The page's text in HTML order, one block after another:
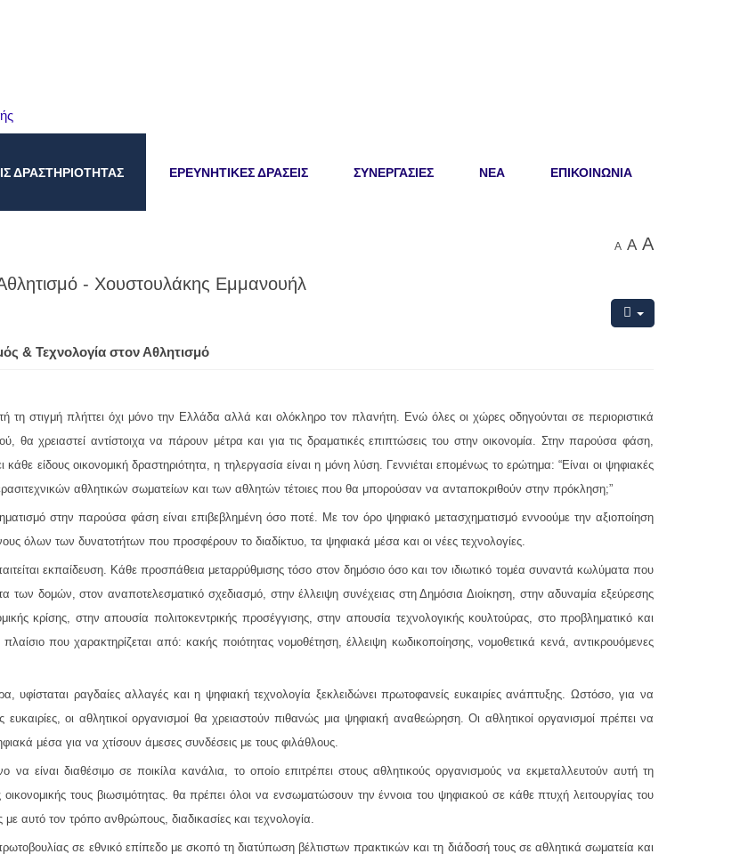
ΔΡΑΣΤΗΡΙΟΤΗΤΑΣ ΕΡΕΥΝΗΤΙΚΕΣ ΔΡΑΣΕΙΣ ΣΥΝΕΡΓΑΣΙΕΣ ΝΕΑ ΕΠΙΚΟΙΝΩΝΙΑ
A A A
- Χουστουλάκης Εμμανουήλ
& Τεχνολογία στον Αθλητισμό
τη στιγμή πλήττει όχι μόνο την Ελλάδα αλλά και ολόκληρο τον πλανήτη. Ενώ όλες οι χώρες οδηγούνται σε περιοριστικά
θα χρειαστεί αντίστοιχα να πάρουν μέτρα και για τις δραματικές επιπτώσεις του στην οικονομία. Στην παρούσα φάση,
είδους οικονομική δραστηριότητα, η τηλεργασία είναι η μόνη λύση. Γεννιέται επομένως το ερώτημα: “Είναι οι ψηφιακές
αθλητικών σωματείων και των αθλητών τέτοιες που θα μπορούσαν να ανταποκριθούν στην πρόκληση;”
στην παρούσα φάση είναι επιβεβλημένη όσο ποτέ. Με τον όρο ψηφιακό μετασχηματισμό εννοούμε την αξιοποίηση
όλων των δυνατοτήτων που προσφέρουν το διαδίκτυο, τα ψηφιακά μέσα και οι νέες τεχνολογίες.
εκπαίδευση. Κάθε προσπάθεια μεταρρύθμισης τόσο στον δημόσιο όσο και τον ιδιωτικό τομέα συναντά κωλύματα που
των δομών, στον αναποτελεσματικό σχεδιασμό, στην έλλειψη συνέχειας στη Δημόσια Διοίκηση, στην αδυναμία εξεύρεσης
κρίσης, στην απουσία πολιτοκεντρικής προσέγγισης, στην απουσία τεχνολογικής κουλτούρας, στο προβληματικό και
που χαρακτηρίζεται από: κακής ποιότητας νομοθέτηση, έλλειψη κωδικοποίησης, νομοθετικά κενά, αντικρουόμενες
υφίσταται ραγδαίες αλλαγές και η ψηφιακή τεχνολογία ξεκλειδώνει πρωτοφανείς ευκαιρίες ανάπτυξης. Ωστόσο, για να
ευκαιρίες, οι αθλητικοί οργανισμοί θα χρειαστούν πιθανώς μια ψηφιακή αναθεώρηση. Οι αθλητικοί οργανισμοί πρέπει να
μέσα για να χτίσουν άμεσες συνδέσεις με τους φιλάθλους.
να είναι διαθέσιμο σε ποικίλα κανάλια, το οποίο επιτρέπει στους αθλητικούς οργανισμούς να εκμεταλλευτούν αυτή τη
οικονομικής τους βιωσιμότητας. θα πρέπει όλοι να ενσωματώσουν την έννοια του ψηφιακού σε κάθε πτυχή λειτουργίας του
με αυτό τον τρόπο ανθρώπους, διαδικασίες και τεχνολογία.
σε εθνικό επίπεδο με σκοπό τη διατύπωση βέλτιστων πρακτικών και τη διάδοσή τους σε αθλητικά σωματεία και